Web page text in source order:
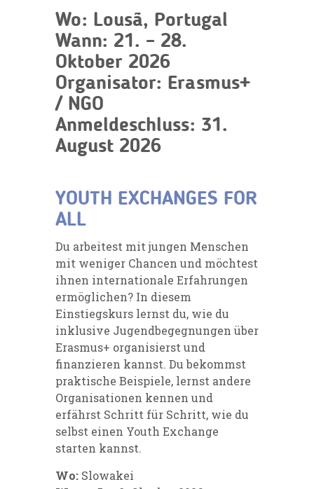
Wo: Lousã, Portugal
Wann: 21. – 28.
Oktober 2026
Organisator: Erasmus+
/ NGO
Anmeldeschluss: 31.
August 2026
YOUTH EXCHANGES FOR
ALL
Du arbeitest mit jungen Menschen
mit weniger Chancen und möchtest
ihnen internationale Erfahrungen
ermöglichen? In diesem
Einstiegskurs lernst du, wie du
inklusive Jugendbegegnungen über
Erasmus+ organisierst und
finanzieren kannst. Du bekommst
praktische Beispiele, lernst andere
Organisationen kennen und
erfährst Schritt für Schritt, wie du
selbst einen Youth Exchange
starten kannst.
Wo: Slowakei